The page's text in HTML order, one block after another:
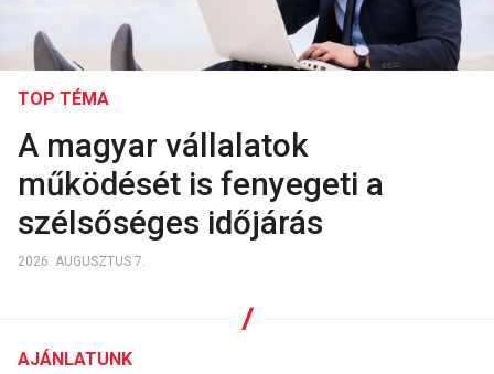
TOP TÉMA
A magyar vállalatok
működését is fenyegeti a
szélsőséges időjárás
2026. AUGUSZTUS 7.
AJÁNLATUNK